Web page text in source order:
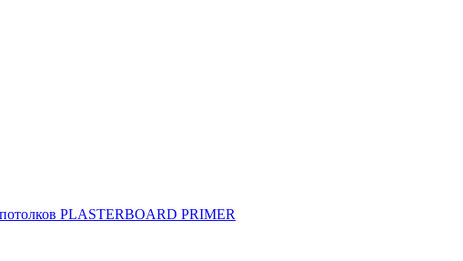
потолков PLASTERBOARD PRIMER